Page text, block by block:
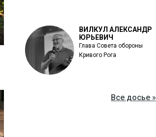
ВИЛКУЛ АЛЕКСАНДР
ЮРЬЕВИЧ
Глава Совета обороны
Кривого Рога
Все досье »